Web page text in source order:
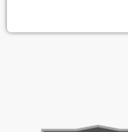
τους πλούσιους